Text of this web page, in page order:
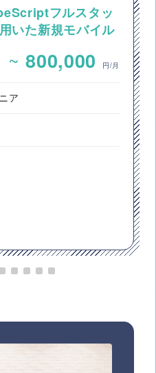
フルスタッ
いた新規モバイル
~ 800,000 円/月
ア